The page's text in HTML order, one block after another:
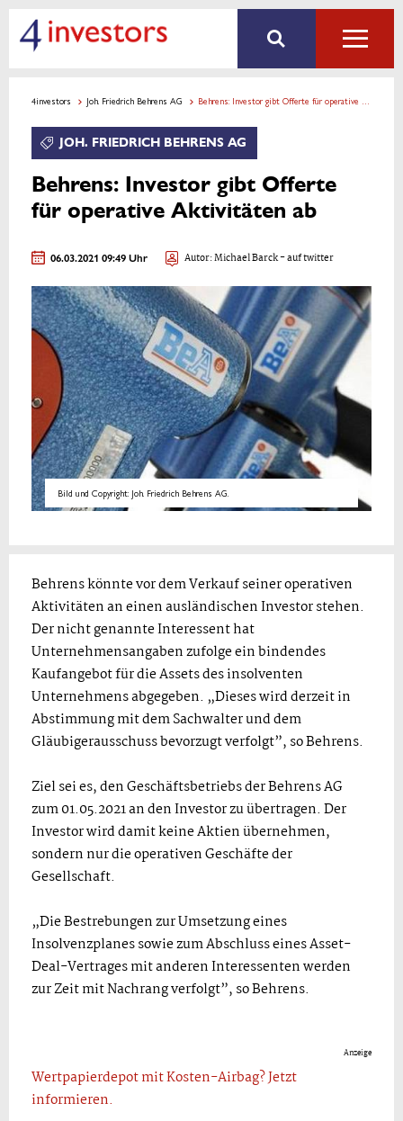
4investors Joh. Friedrich Behrens AG Behrens: Investor gibt Offerte für operative Aktivitäten ab
JOH. FRIEDRICH BEHRENS AG
Behrens: Investor gibt Offerte
für operative Aktivitäten ab
06.03.2021 09:49 Uhr Autor:Michael Barck- auf twitter
Bild und Copyright: Joh. Friedrich Behrens AG.
Behrens könnte vor dem Verkauf seiner operativen
Aktivitäten an einen ausländischen Investor stehen.
Der nicht genannte Interessent hat
Unternehmensangaben zufolge ein bindendes
Kaufangebot für die Assets des insolventen
Unternehmens abgegeben. „Dieses wird derzeit in
Abstimmung mit dem Sachwalter und dem
Gläubigerausschuss bevorzugt verfolgt”, so Behrens.
Ziel sei es, den Geschäftsbetriebs der Behrens AG
zum 01.05.2021 an den Investor zu übertragen. Der
Investor wird damit keine Aktien übernehmen,
sondern nur die operativen Geschäfte der
Gesellschaft.
„Die Bestrebungen zur Umsetzung eines
Insolvenzplanes sowie zum Abschluss eines Asset-
Deal-Vertrages mit anderen Interessenten werden
zur Zeit mit Nachrang verfolgt”, so Behrens.
Anzeige
Wertpapierdepot mit Kosten-Airbag? Jetzt
informieren.